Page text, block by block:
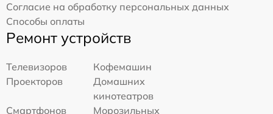
Согласие на обработку персональных данных
Способы оплаты
Ремонт устройств
Телевизоров
Кофемашин
Проекторов
Домашних
кинотеатров
Смартфонов
Морозильных